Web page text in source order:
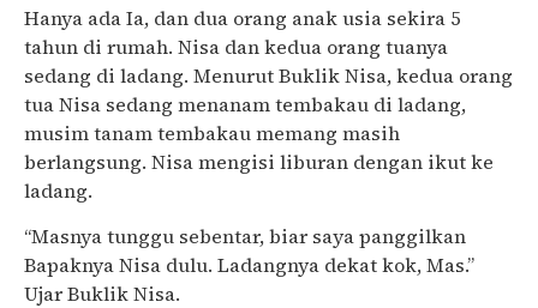
Hanya ada Ia, dan dua orang anak usia sekira 5
tahun di rumah. Nisa dan kedua orang tuanya
sedang di ladang. Menurut Buklik Nisa, kedua orang
tua Nisa sedang menanam tembakau di ladang,
musim tanam tembakau memang masih
berlangsung. Nisa mengisi liburan dengan ikut ke
ladang.
“Masnya tunggu sebentar, biar saya panggilkan
Bapaknya Nisa dulu. Ladangnya dekat kok, Mas.”
Ujar Buklik Nisa.